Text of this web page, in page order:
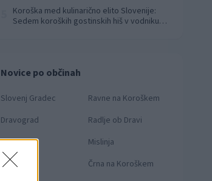
Koroška med kulinarično elito Slovenije:
Sedem koroških gostinskih hiš v vodniku
Novice po občinah
Slovenj Gradec
Ravne na Koroškem
Dravograd
Radlje ob Dravi
Prevalje
Mislinja
Mežica
Črna na Koroškem